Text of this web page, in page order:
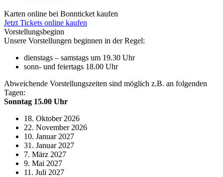
Karten online bei Bonnticket kaufen
Jetzt Tickets online kaufen
Vorstellungsbeginn
Unsere Vorstellungen beginnen in der Regel:
dienstags – samstags um 19.30 Uhr
sonn- und feiertags 18.00 Uhr
Abweichende Vorstellungszeiten sind möglich z.B. an folgenden
Tagen:
Sonntag 15.00 Uhr
18. Oktober 2026
22. November 2026
10. Januar 2027
31. Januar 2027
7. März 2027
9. Mai 2027
11. Juli 2027